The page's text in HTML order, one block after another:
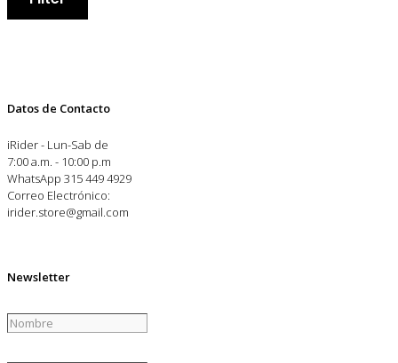
Datos de Contacto
iRider - Lun-Sab de
7:00 a.m. - 10:00 p.m
WhatsApp 315 449 4929
Correo Electrónico:
irider.store@gmail.com
Newsletter